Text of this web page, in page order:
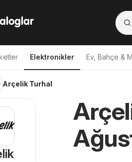
Elektronikler Ev, Bahçe &
Arçelik Turhal